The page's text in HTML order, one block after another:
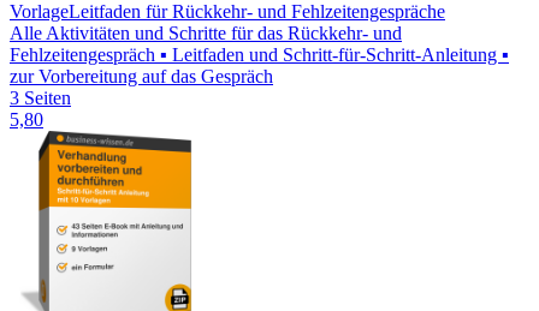
VorlageLeitfaden für Rückkehr- und Fehlzeitengespräche
Alle Aktivitäten und Schritte für das Rückkehr- und
Fehlzeitengespräch ▪ Leitfaden und Schritt-für-Schritt-Anleitung ▪
zur Vorbereitung auf das Gespräch
3 Seiten
5,80